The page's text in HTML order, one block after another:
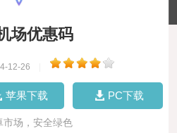
场优惠码
12-26
苹果下载 PC下载
市场，安全绿色